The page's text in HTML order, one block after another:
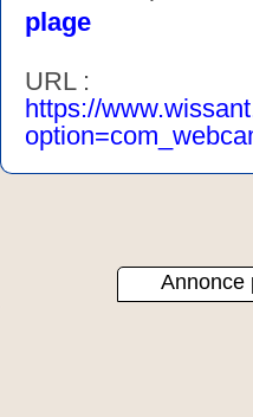
plage
URL :
https://
Annonce